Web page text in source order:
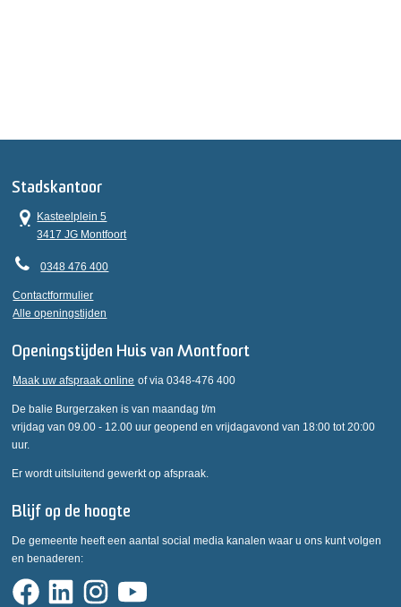
Stadskantoor
Kasteelplein 5
3417 JG Montfoort
0348 476 400
Contactformulier
Alle openingstijden
Openingstijden Huis van Montfoort
Maak uw afspraak online of via 0348-476 400
De balie Burgerzaken is van maandag t/m
vrijdag van 09.00 - 12.00 uur geopend en vrijdagavond van 18:00 tot 20:00
uur.
Er wordt uitsluitend gewerkt op afspraak.
Blijf op de hoogte
De gemeente heeft een aantal social media kanalen waar u ons kunt volgen
en benaderen: